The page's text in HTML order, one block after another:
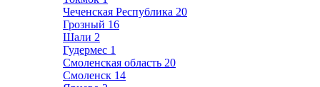
Чеченская Республика 20
Грозный 16
Шали 2
Гудермес 1
Смоленская область 20
Смоленск 14